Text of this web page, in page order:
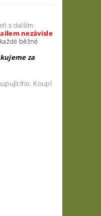
s dalším
nezávisle
běžné
za
Koupí